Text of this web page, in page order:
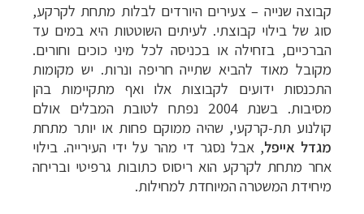
קבוצה שנייה – צעירים היורדים לבלות מתחת לקרקע,
סוג של בילוי קבוצתי. לעיתים השוטטות היא במים עד
הברכיים, בזחילה או בכניסה לכל מיני כוכים וחורים.
מקובל מאוד להביא שתייה חריפה ונרות. יש מקומות
התכנסות ידועים לקבוצות אלו ואף מתקיימות בהן
מסיבות. בשנת 2004 נפתח לטובת המבלים אולם
קולנוע תת-קרקעי, שהיה ממוקם פחות או יותר מתחת
מגדל אייפל, אבל נסגר די מהר על ידי העירייה. בילוי
אחר מתחת לקרקע הוא ריסוס כתובות גרפיטי ובריחה
מיחידת המשטרה המיוחדת למחילות.